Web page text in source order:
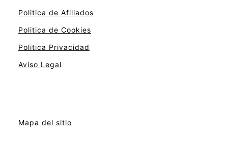
Politica de Afiliados
Politica de Cookies
Politica Privacidad
Aviso Legal
Mapa del sitio